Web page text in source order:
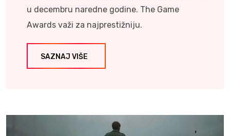
u decembru naredne godine. The Game
Awards važi za najprestižniju.
SAZNAJ VIŠE